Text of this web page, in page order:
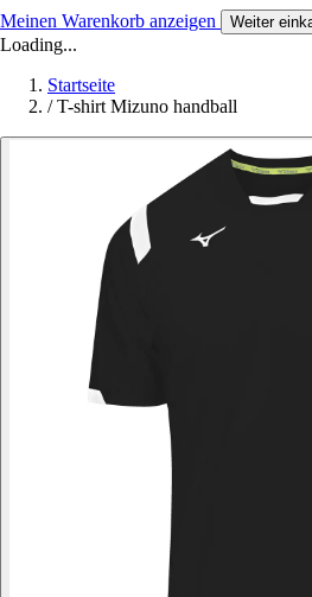
Meinen Warenkorb anzeigen Weiter
Loading...
Startseite
/ T-shirt Mizuno handball